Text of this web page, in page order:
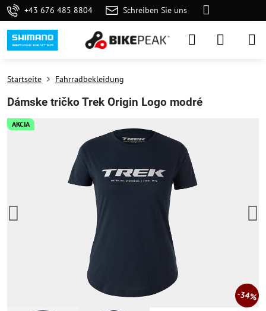
+43 676 485 8804 Schreiben Sie uns
AKCIA
34%
Startseite Fahrradbekleidung
Dámske tričko Trek Origin Logo modré